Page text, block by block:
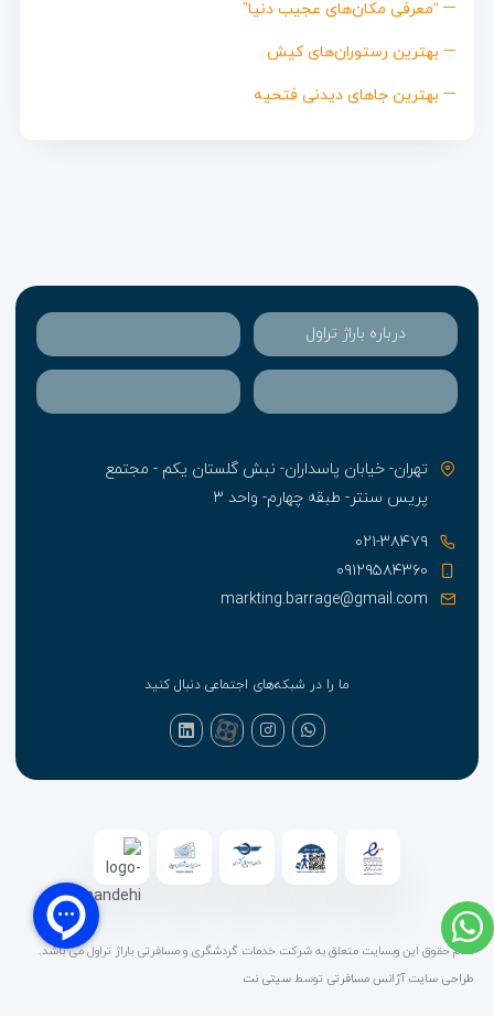
“معرفی مکان‌های عجیب دنیا”
بهترین رستوران‌های کیش
بهترین جاهای دیدنی فتحیه
درباره باراژ تراول
تهران- خیابان پاسداران- نبش گلستان یکم - مجتمع
پریس سنتر- طبقه چهارم- واحد ۳
۰۲۱-۳۸۴۷۹
۰۹۱۲۹۵۸۴۳۶۰
markting.barrage@gmail.com
ما را در شبکه‌های اجتماعی دنبال کنید
تمام حقوق این وبسایت متعلق به شرکت خدمات گردشگری و مسافرتی باراژ تراول می باشد.
طراحی سایت آژانس مسافرتی توسط سیتی نت